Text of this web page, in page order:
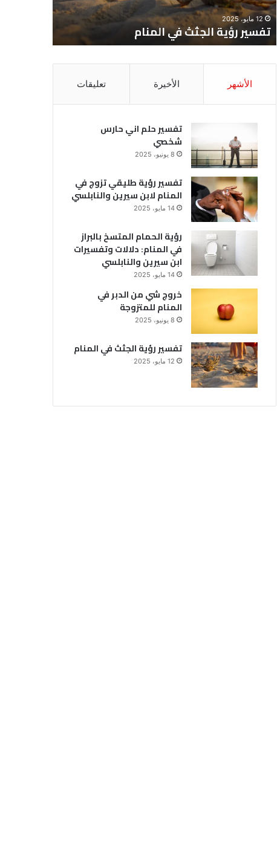
12 مايو، 2025
تفسير رؤية الجثث في المنام
الأشهر الأخيرة تعليقات
تفسير حلم اني حارس
شخصي
8 يونيو، 2025
تفسير رؤية طليقي تزوج في
المنام لابن سيرين والنابلسي
14 مايو، 2025
رؤية الحمام المتسخ بالبراز
في المنام: دلالات وتفسيرات
ابن سيرين والنابلسي
14 مايو، 2025
خروج شي من الدبر في
المنام للمتزوجة
8 يونيو، 2025
تفسير رؤية الجثث في المنام
12 مايو، 2025